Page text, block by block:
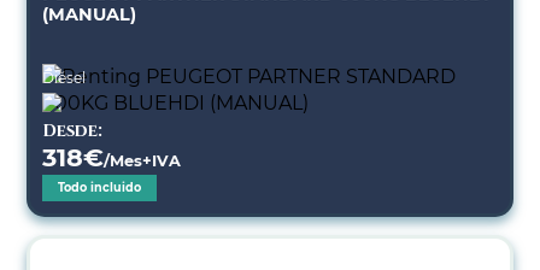
(MANUAL)
Diésel
Desde:
318€/Mes+IVA
Todo incluido